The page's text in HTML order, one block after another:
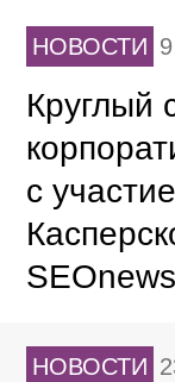
НОВОСТИ
Круглый
с
SEOnews
НОВОСТИ